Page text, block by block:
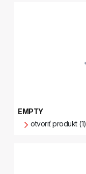
EMPTY
otvoriť produkt (1)